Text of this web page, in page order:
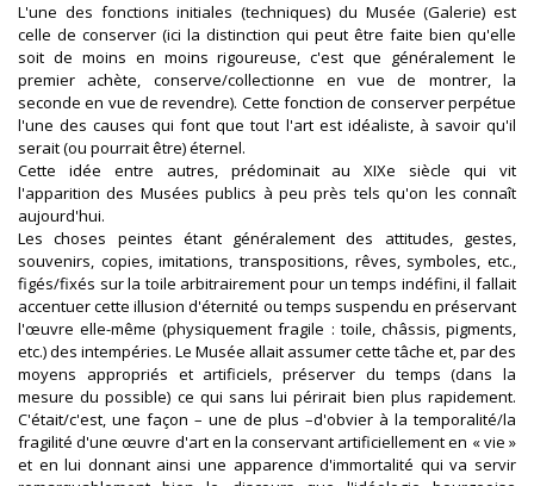
L'une des fonctions initiales (techniques) du Musée (Galerie) est
celle de conserver (ici la distinction qui peut être faite bien qu'elle
soit de moins en moins rigoureuse, c'est que généralement le
premier achète, conserve/collectionne en vue de montrer, la
seconde en vue de revendre). Cette fonction de conserver perpétue
l'une des causes qui font que tout l'art est idéaliste, à savoir qu'il
serait (ou pourrait être) éternel.
Cette idée entre autres, prédominait au XIXe siècle qui vit
l'apparition des Musées publics à peu près tels qu'on les connaît
aujourd'hui.
Les choses peintes étant généralement des attitudes, gestes,
souvenirs, copies, imitations, transpositions, rêves, symboles, etc.,
figés/fixés sur la toile arbitrairement pour un temps indéfini, il fallait
accentuer cette illusion d'éternité ou temps suspendu en préservant
l'œuvre elle-même (physiquement fragile : toile, châssis, pigments,
etc.) des intempéries. Le Musée allait assumer cette tâche et, par des
moyens appropriés et artificiels, préserver du temps (dans la
mesure du possible) ce qui sans lui périrait bien plus rapidement.
C'était/c'est, une façon – une de plus –d'obvier à la temporalité/la
fragilité d'une œuvre d'art en la conservant artificiellement en « vie »
et en lui donnant ainsi une apparence d'immortalité qui va servir